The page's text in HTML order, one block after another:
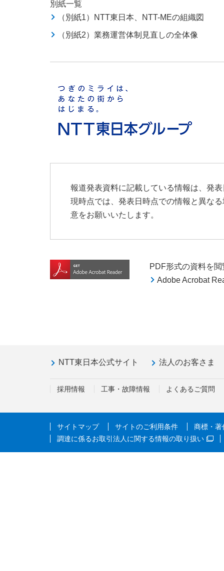
別紙一覧
（別紙1）NTT東日本、NTT-MEの組織図
（別紙2）業務運営体制見直しの全体像
報道発表資料に記載している情報は、発
現時点では、発表日時点での情報と異な
意をお願いいたします。
PDF形式の資料を
Adobe Acrobat
NTT東日本公式サイト 法人のお客さま
採用情報 工事・故障情報 よくあるご質問
サイトマップ サイトのご利用条件
商標・著
調達に係るお取引法人に関する情報の取り扱い